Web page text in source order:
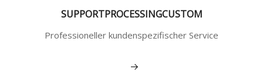
SUPPORTPROCESSINGCUSTOM
Professioneller kundenspezifischer Service
Mehr sehen